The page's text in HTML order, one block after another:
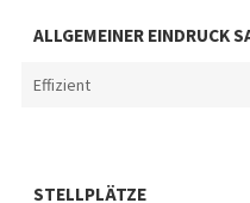
ALLGEMEINER EINDRUCK
Effizient
STELLPLÄTZE